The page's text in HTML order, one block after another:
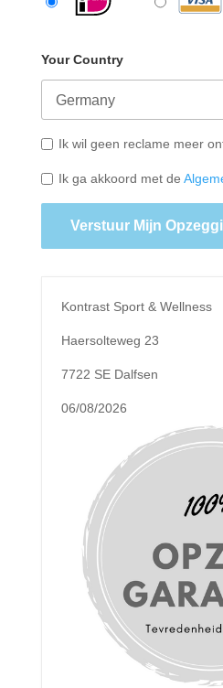
Your Country
Ik wil geen reclame meer
Ik ga akkoord met de
Verstuur Mijn
Kontrast Sport & Wellness
Haersolteweg 23
7722 SE Dalfsen
06/08/2026